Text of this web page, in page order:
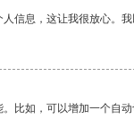
信息，这让我很放心。
比如，可以增加一个自